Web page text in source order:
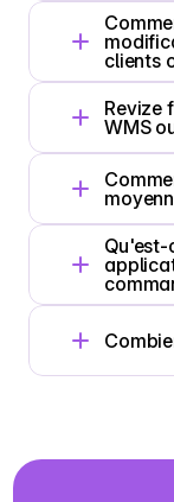
clients
Revize
WMS
Qu'est-